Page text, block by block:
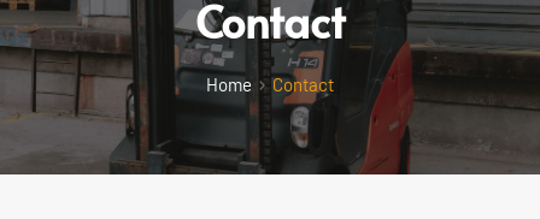
Contact
Home Contact